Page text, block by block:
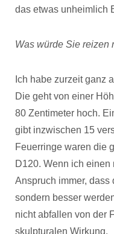
das etwas unheimlich
Was würde Sie reizen
Ich habe zurzeit ganz
Die geht von einer
80 Zentimeter hoch.
gibt inzwischen 15
Feuerringe waren die
D120. Wenn ich einen
Anspruch immer, dass
sondern besser
nicht abfallen von der
skulpturalen Wirkung.